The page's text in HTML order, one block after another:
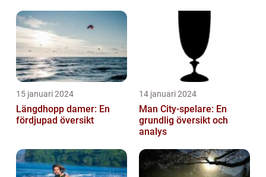
15 januari 2024
Längdhopp damer: En
fördjupad översikt
14 januari 2024
Man City-spelare: En
grundlig översikt och
analys